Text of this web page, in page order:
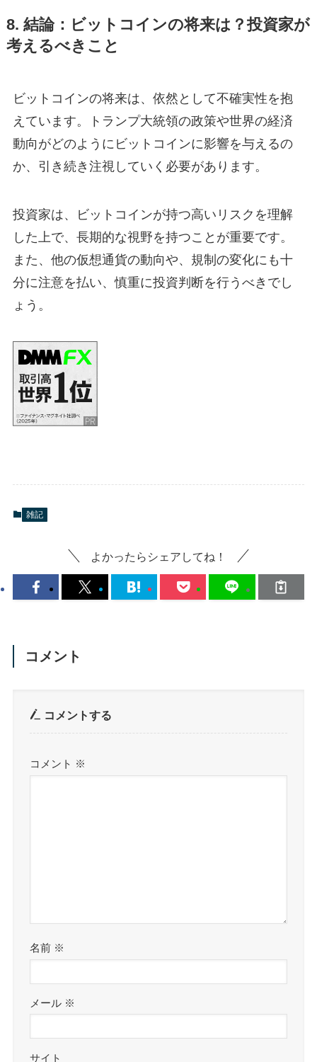
8. 結論：ビットコインの将来は？投資家が
考えるべきこと
ビットコインの将来は、依然として不確実性を抱
えています。トランプ大統領の政策や世界の経済
動向がどのようにビットコインに影響を与えるの
か、引き続き注視していく必要があります。
投資家は、ビットコインが持つ高いリスクを理解
した上で、長期的な視野を持つことが重要です。
また、他の仮想通貨の動向や、規制の変化にも十
分に注意を払い、慎重に投資判断を行うべきでし
ょう。
雑記
よかったらシェアしてね！
コメント
コメントする
コメント ※
名前 ※
メール ※
サイト